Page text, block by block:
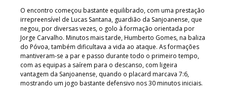
O encontro começou bastante equilibrado, com uma prestação
irrepreensível de Lucas Santana, guardião da Sanjoanense, que
negou, por diversas vezes, o golo à formação orientada por
Jorge Carvalho. Minutos mais tarde, Humberto Gomes, na baliza
do Póvoa, também dificultava a vida ao ataque. As formações
mantiveram-se a par e passo durante todo o primeiro tempo,
com as equipas a saírem para o descanso, com ligeira
vantagem da Sanjoanense, quando o placard marcava 7:6,
mostrando um jogo bastante defensivo nos 30 minutos iniciais.